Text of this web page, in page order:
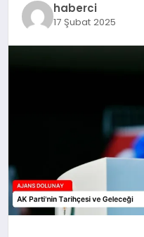
GÜNCEL
SPOR
YAŞAM
haberci
17 Şubat 2025